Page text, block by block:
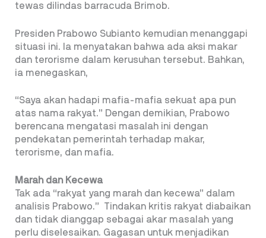
tewas dilindas barracuda Brimob.
Presiden Prabowo Subianto kemudian menanggapi
situasi ini. Ia menyatakan bahwa ada aksi makar
dan terorisme dalam kerusuhan tersebut. Bahkan,
ia menegaskan,
“Saya akan hadapi mafia-mafia sekuat apa pun
atas nama rakyat.” Dengan demikian, Prabowo
berencana mengatasi masalah ini dengan
pendekatan pemerintah terhadap makar,
terorisme, dan mafia.
Marah dan Kecewa
Tak ada “rakyat yang marah dan kecewa” dalam
analisis Prabowo.” Tindakan kritis rakyat diabaikan
dan tidak dianggap sebagai akar masalah yang
perlu diselesaikan. Gagasan untuk menjadikan